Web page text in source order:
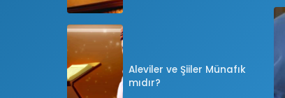
Aleviler ve Şiiler Münafık
mıdır?